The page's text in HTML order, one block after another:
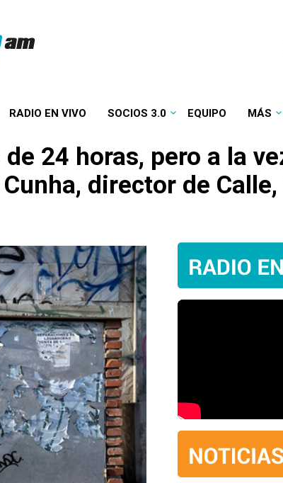
RADIO EN VIVO SOCIOS 3.0 EQUIPO MÁS
24 horas, pero a la
director de Calle,